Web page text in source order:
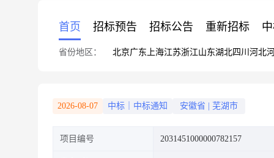
首页 招标预告 招标公告 重新招标
省份地区： 北京广东 上海江苏浙江山东湖北四川 河北
2026-08-07 中标｜中标通知 安徽省 芜湖市
项目编号 2031451000000782157